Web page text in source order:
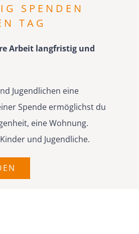
SPENDEN
TAG
Arbeit langfristig und
Jugend­lichen eine
Spende ermög­lichst du
eine Wohnung.
und Jugendliche.